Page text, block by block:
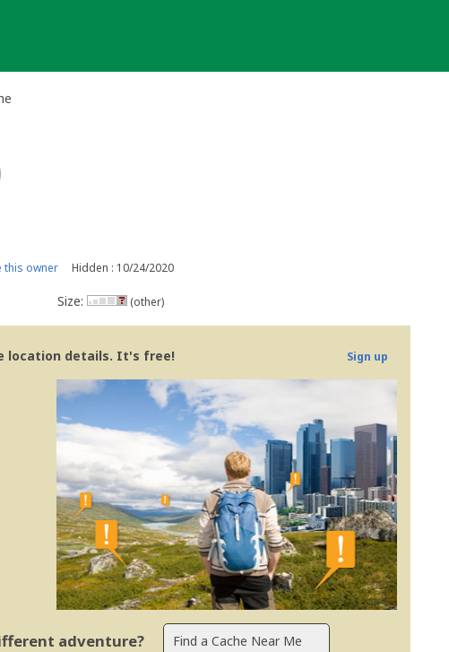
this owner Hidden : 10/24/2020
Size: (other)
location details. It's free! Sign up
adventure?